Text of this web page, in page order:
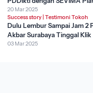
20 Mar 2025
Success story | Testimoni Tokoh
Dulu Lembur Sampai Jam 2
Akbar Surabaya Tinggal Klik
03 Mar 2025